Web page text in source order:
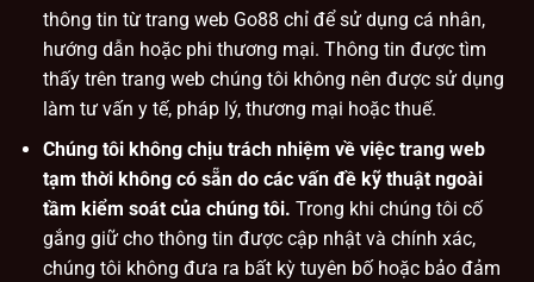
thông tin từ trang web Go88 chỉ để sử dụng cá nhân,
hướng dẫn hoặc phi thương mại. Thông tin được tìm
thấy trên trang web chúng tôi không nên được sử dụng
làm tư vấn y tế, pháp lý, thương mại hoặc thuế.
Chúng tôi không chịu trách nhiệm về việc trang web
tạm thời không có sẵn do các vấn đề kỹ thuật ngoài
tầm kiểm soát của chúng tôi. Trong khi chúng tôi cố
gắng giữ cho thông tin được cập nhật và chính xác,
chúng tôi không đưa ra bất kỳ tuyên bố hoặc bảo đảm